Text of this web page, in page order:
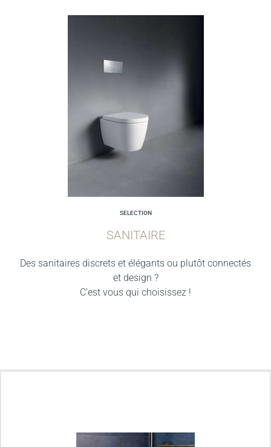
SELECTION
SANITAIRE
Des sanitaires discrets et élégants ou plutôt connectés
et design ?
C’est vous qui choisissez !